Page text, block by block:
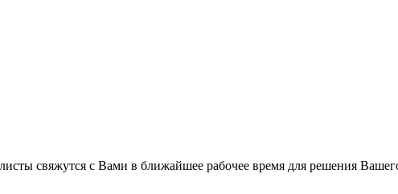
свяжутся с Вами в ближайшее рабочее время для решения